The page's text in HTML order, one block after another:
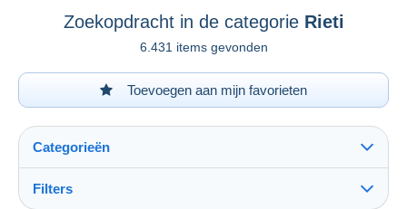
Zoekopdracht in de categorie Rieti
6.431 items gevonden
Toevoegen aan mijn favorieten
Categorieën
Filters